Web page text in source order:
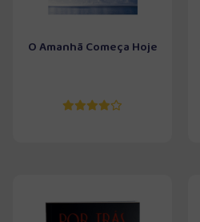
O Amanhã Começa Hoje